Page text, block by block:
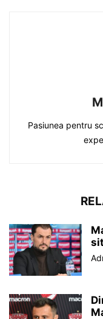
Pasiunea pentru